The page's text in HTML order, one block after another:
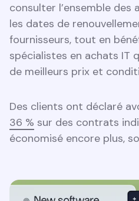
consulter l’ensemble des
les dates de
fournisseurs, tout en
spécialistes en achats IT
de meilleurs prix et
Des clients ont déclaré
36 % sur des contrats
économisé encore plus,